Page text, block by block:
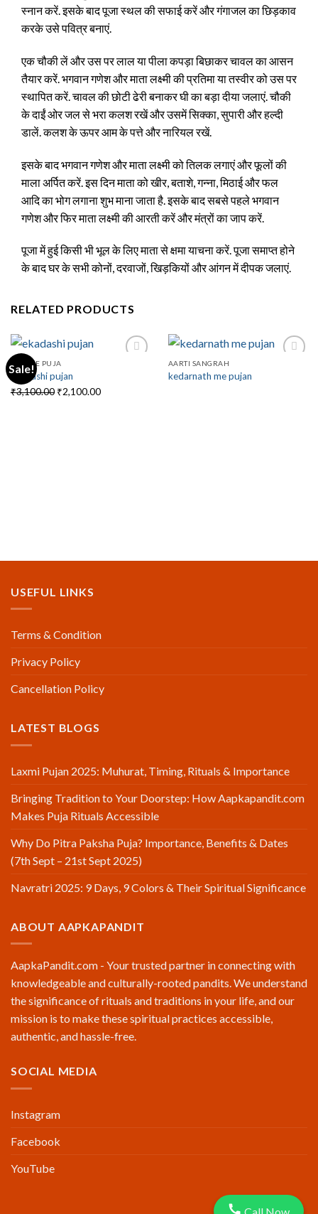
स्नान करें. इसके बाद पूजा स्थल की सफाई करें और गंगाजल का छिड़काव
करके उसे पवित्र बनाएं.
एक चौकी लें और उस पर लाल या पीला कपड़ा बिछाकर चावल का आसन
तैयार करें. भगवान गणेश और माता लक्ष्मी की प्रतिमा या तस्वीर को उस पर
स्थापित करें. चावल की छोटी ढेरी बनाकर घी का बड़ा दीया जलाएं. चौकी
के दाईं ओर जल से भरा कलश रखें और उसमें सिक्का, सुपारी और हल्दी
डालें. कलश के ऊपर आम के पत्ते और नारियल रखें.
इसके बाद भगवान गणेश और माता लक्ष्मी को तिलक लगाएं और फूलों की
माला अर्पित करें. इस दिन माता को खीर, बताशे, गन्ना, मिठाई और फल
आदि का भोग लगाना शुभ माना जाता है. इसके बाद सबसे पहले भगवान
गणेश और फिर माता लक्ष्मी की आरती करें और मंत्रों का जाप करें.
पूजा में हुई किसी भी भूल के लिए माता से क्षमा याचना करें. पूजा समाप्त होने
के बाद घर के सभी कोनों, दरवाजों, खिड़कियों और आंगन में दीपक जलाएं.
RELATED PRODUCTS
Sale!
FESTIVE PUJA
ekadashi pujan
₹3,100.00 Original
₹2,100.00Current
AARTI SANGRAH
kedarnath me pujan
USEFUL LINKS
Terms & Condition
Privacy Policy
Cancellation Policy
LATEST BLOGS
Laxmi Pujan 2025: Muhurat, Timing, Rituals & Importance
Bringing Tradition to Your Doorstep: How Aapkapandit.com
Makes Puja Rituals Accessible
Why Do Pitra Paksha Puja? Importance, Benefits & Dates
(7th Sept – 21st Sept 2025)
Navratri 2025: 9 Days, 9 Colors & Their Spiritual Significance
ABOUT AAPKAPANDIT
AapkaPandit.com - Your trusted partner in connecting with
knowledgeable and culturally-rooted pandits. We understand
the significance of rituals and traditions in your life, and our
mission is to make these spiritual practices accessible,
authentic, and hassle-free.
SOCIAL MEDIA
Instagram
Facebook
YouTube